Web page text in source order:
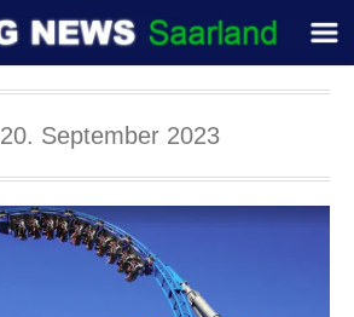
20. September 2023